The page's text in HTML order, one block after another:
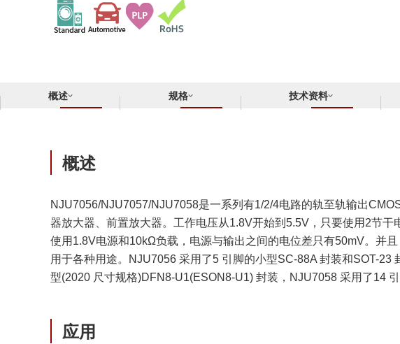
概述 规格 技术资料
概述
NJU7056/NJU7057/NJU7058是一系列有1/2/4电路的轨至轨输出
器放大器、前置放大器。工作电压从1.8V开始到5.5V，只要使用2节
使用1.8V电源和10kΩ负载，电源与输出之间的电位差只有50mV。并
用于各种用途。NJU7056 采用了5 引脚的小型SC-88A 封装和SOT-
型(2020 尺寸规格)DFN8-U1(ESON8-U1) 封装，NJU7058 采用了14 引
应用